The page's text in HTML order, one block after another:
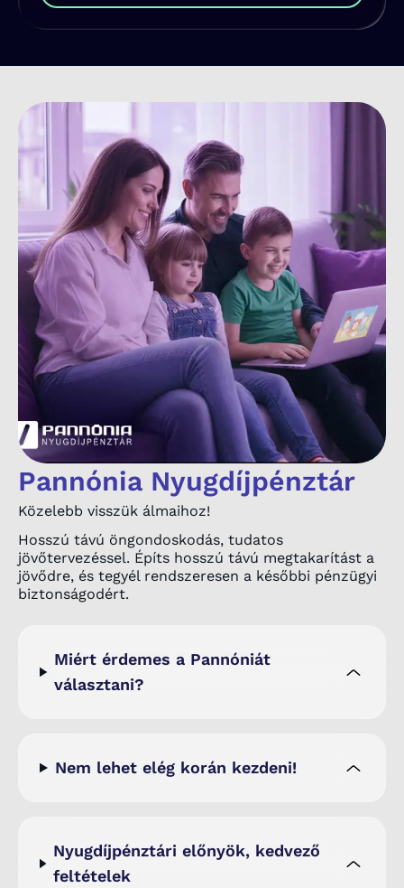
Pannónia Nyugdíjpénztár
Közelebb visszük álmaihoz!
Hosszú távú öngondoskodás, tudatos
jövőtervezéssel. Építs hosszú távú megtakarítást a
jövődre, és tegyél rendszeresen a későbbi pénzügyi
biztonságodért.
Miért érdemes a Pannóniát
választani?
Nem lehet elég korán kezdeni!
Nyugdíjpénztári előnyök, kedvező
feltételek